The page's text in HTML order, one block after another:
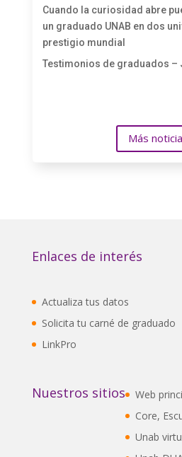
Cuando la curiosidad abre
un graduado UNAB en dos
prestigio mundial
Testimonios de graduados –
Más
Enlaces de interés
Actualiza tus datos
Solicita tu carné de graduado
LinkPro
Nuestros sitios
Web
Core,
Unab